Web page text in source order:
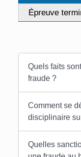
Épreuve
Quels faits
fraude ?
Comment se
disciplinaire
Quelles